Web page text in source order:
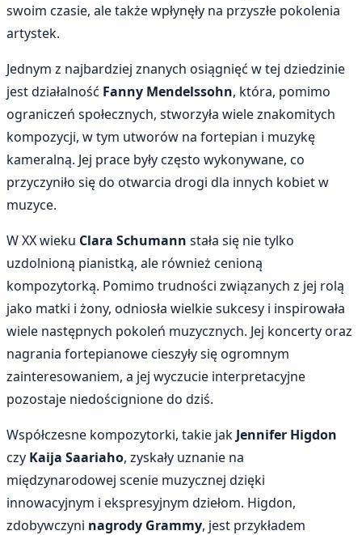
swoim czasie, ale także wpłynęły na przyszłe pokolenia
artystek.
Jednym z najbardziej znanych osiągnięć w tej dziedzinie
jest działalność Fanny Mendelssohn, która, pomimo
ograniczeń społecznych, stworzyła wiele znakomitych
kompozycji, w tym utworów na fortepian i muzykę
kameralną. Jej prace były często wykonywane, co
przyczyniło się do otwarcia drogi dla innych kobiet w
muzyce.
W XX wieku Clara Schumann stała się nie tylko
uzdolnioną pianistką, ale również cenioną
kompozytorką. Pomimo trudności związanych z jej rolą
jako matki i żony, odniosła wielkie sukcesy i inspirowała
wiele następnych pokoleń muzycznych. Jej koncerty oraz
nagrania fortepianowe cieszyły się ogromnym
zainteresowaniem, a jej wyczucie interpretacyjne
pozostaje niedoścignione do dziś.
Współczesne kompozytorki, takie jak Jennifer Higdon
czy Kaija Saariaho, zyskały uznanie na
międzynarodowej scenie muzycznej dzięki
innowacyjnym i ekspresyjnym dziełom. Higdon,
zdobywczyni nagrody Grammy, jest przykładem